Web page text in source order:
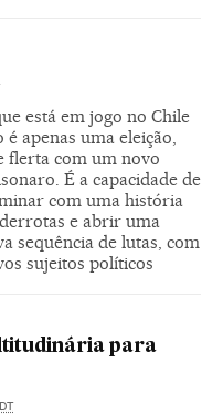
está em jogo no Chile
é apenas uma eleição,
flerta com um novo
É a capacidade de
com uma história
e abrir uma
sequência de lutas, com
sujeitos políticos
para